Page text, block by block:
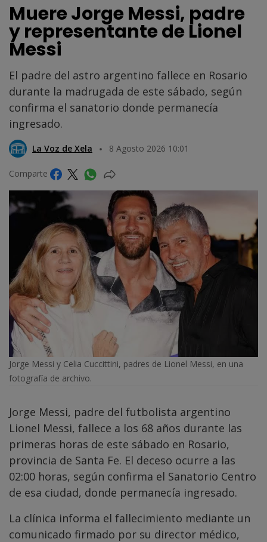
Muere Jorge Messi, padre
y representante de Lionel
Messi
El padre del astro argentino fallece en Rosario
durante la madrugada de este sábado, según
confirma el sanatorio donde permanecía
ingresado.
La Voz de Xela 8 Agosto 2026 10:01
Comparte
Jorge Messi y Celia Cuccittini, padres de Lionel Messi, en una
fotografía de archivo.
Jorge Messi, padre del futbolista argentino
Lionel Messi, fallece a los 68 años durante las
primeras horas de este sábado en Rosario,
provincia de Santa Fe. El deceso ocurre a las
02:00 horas, según confirma el Sanatorio Centro
de esa ciudad, donde permanecía ingresado.
La clínica informa el fallecimiento mediante un
comunicado firmado por su director médico,